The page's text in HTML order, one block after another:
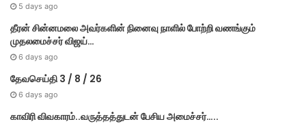
5 days ago
தீரன் சின்னமலை அவர்களின் நினைவு நாளில் போற்றி வணங்கும்
முதலமைச்சர் விஜய்…
6 days ago
தேவசெய்தி 3 / 8 / 26
6 days ago
காவிரி விவகாரம்..வருத்தத்துடன் பேசிய அமைச்சர்…..